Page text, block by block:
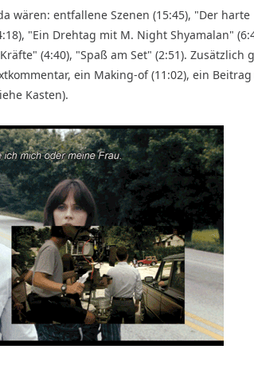
wären: entfallene Szenen (15:45), "Der harte
"Ein Drehtag mit M. Night Shyamalan"
(4:40), "Spaß am Set" (2:51). Zusätzlich
ein Making-of (11:02), ein
Kasten).